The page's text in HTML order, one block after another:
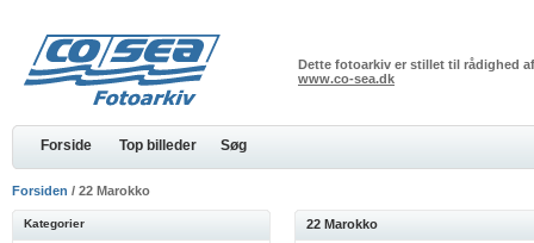
Dette fotoarkiv er stillet til rådighed
www.co-sea.dk
Forside Top billeder Søg
Forsiden / 22 Marokko
Kategorier 22 Marokko